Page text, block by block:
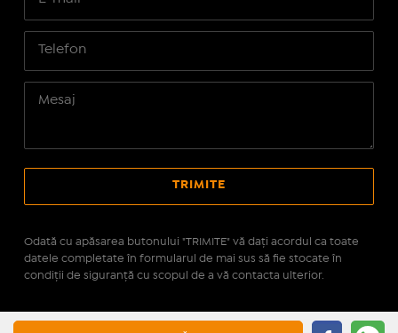
Odată cu apăsarea butonului "TRIMITE" vă daţi acordul ca toate
datele completate în formularul de mai sus să fie stocate în
condiţii de siguranţă cu scopul de a vă contacta ulterior.
IMOPEDIA.ro - Anunțuri